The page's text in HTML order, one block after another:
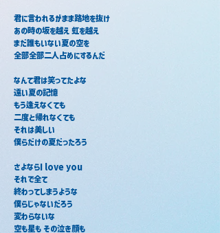
君に言われるがまま路地を抜け
あの時の坂を越え 虹を越え
まだ誰もいない夏の空を
全部全部二人占めにするんだ
なんて君は笑ってたよな
遠い夏の記憶
もう逢えなくても
二度と帰れなくても
それは美しい
僕らだけの夏だったろう
さよならI love you
それで全て
終わってしまうような
僕らじゃないだろう
変わらないな
空も星も その泣き顔も